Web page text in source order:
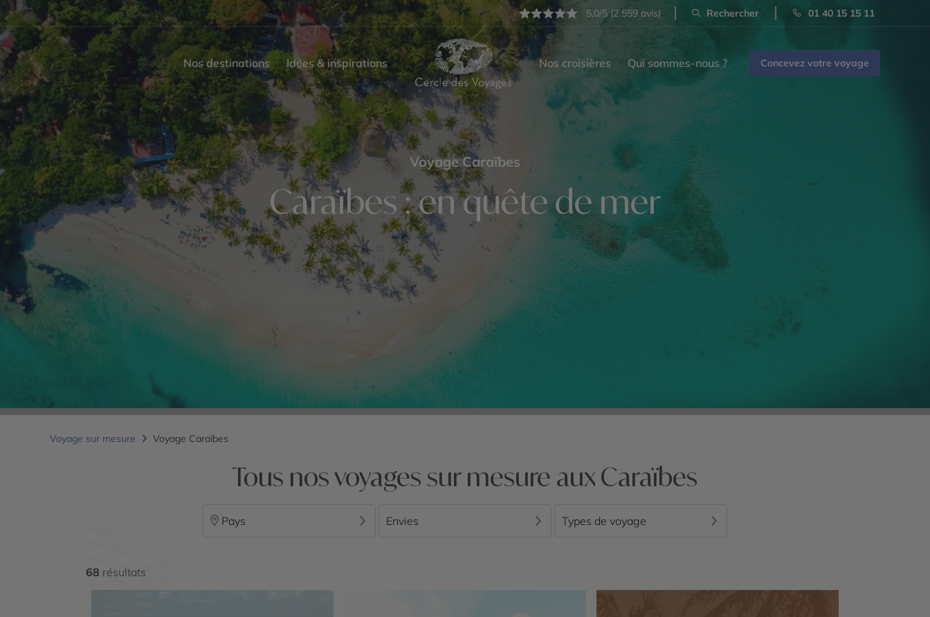
5,0/5 (2 559 avis) Rechercher 01 40 15 15 11
Nos destinations Idées & inspirations Nos croisières Qui sommes-nous ? Concevez votre voyage
Voyage Caraïbes
Caraïbes : en quête de mer
Voyage sur mesure Voyage Caraïbes
Tous nos voyages sur mesure aux Caraïbes
Pays Envies Types de voyage
68 résultats